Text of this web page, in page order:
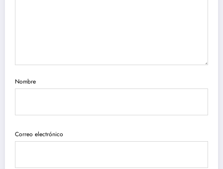
Nombre
Correo electrónico